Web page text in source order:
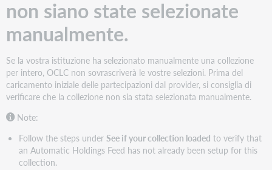
la
collezione
è
stata
caricata
Configurare
le
impostazioni
Scegliete
le
istruzioni
più
non siano state selezionate
manualmente.
Se la vostra istituzione ha selezionato manualmente una collezione
per intero, OCLC non sovrascriverà le vostre selezioni. Prima del
caricamento iniziale delle partecipazioni dal provider, si consiglia di
verificare che la collezione non sia stata selezionata manualmente.
Note:
Follow the steps under See if your collection loaded to verify that
an Automatic Holdings Feed has not already been setup for this
collection.